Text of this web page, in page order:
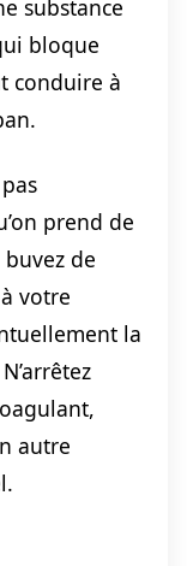
substance
bloque
conduire à
prend de
buvez de
votre
la
autre